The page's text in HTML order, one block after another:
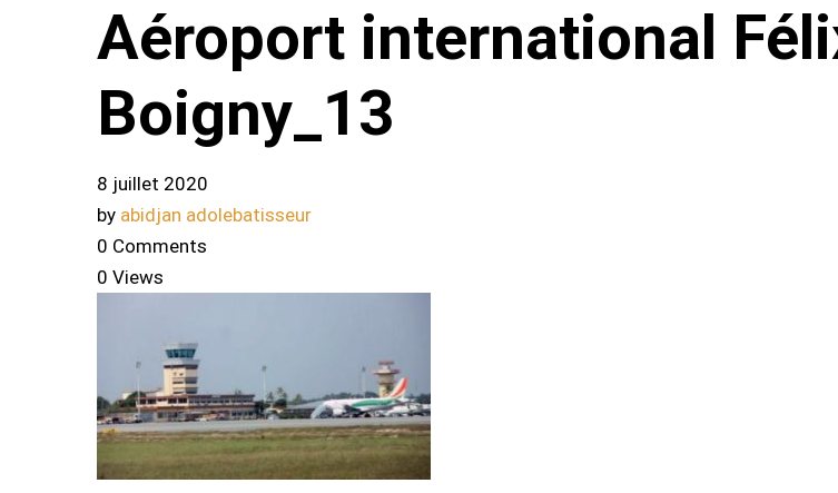
Aéroport international
Boigny_13
8 juillet 2020
by abidjan adolebatisseur
0 Comments
0 Views